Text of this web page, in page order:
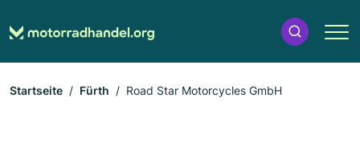
Startseite Fürth Road Star Motorcycles GmbH